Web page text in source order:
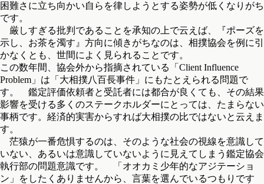
困難さに立ち向かい自らを律しようとする姿勢が低くなりがち
です。
厳しすぎる批判であることを承知の上で云えば、『ポーズを
示し、お茶を濁す』方向に傾きがちなのは、相撲協会を例に引
かなくとも、世間によく見られることです。
この数年間、協会外から指摘されている「Client Influence
Problem」は「大相撲八百長事件」にもたとえられる問題で
す。 鑑定評価依頼者と受託者には都合が良くても、その結果
影響を受ける多くのステークホルダーにとっては、たまらない
事柄です。経済的実害からすれば大相撲の比ではないと云えま
す。
茫猿が一番危惧するのは、そのような社会の視線を意識して
いない、あるいは意識していないように見えてしまう鑑定協会
執行部の問題意識です。 「オオカミ少年的なアジテーショ
ン」をしたくありませんから、言葉を選んでいるつもりです